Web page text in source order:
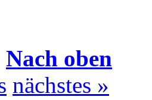
Nach oben
nächstes »